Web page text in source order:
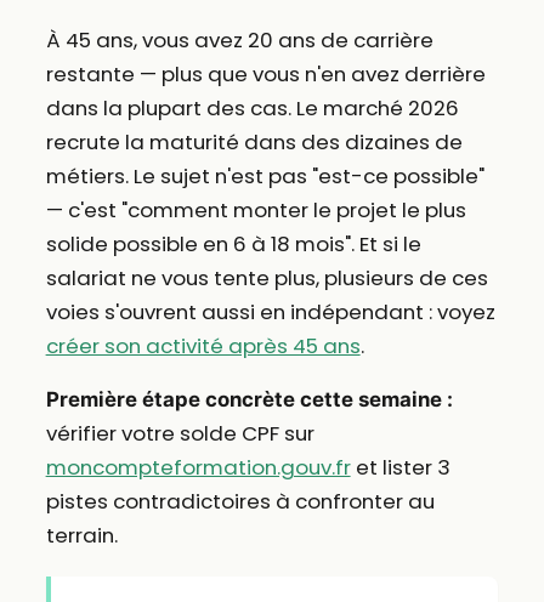
À 45 ans, vous avez 20 ans de carrière
restante — plus que vous n'en avez derrière
dans la plupart des cas. Le marché 2026
recrute la maturité dans des dizaines de
métiers. Le sujet n'est pas "est-ce possible"
— c'est "comment monter le projet le plus
solide possible en 6 à 18 mois". Et si le
salariat ne vous tente plus, plusieurs de ces
voies s'ouvrent aussi en indépendant : voyez
créer son activité après 45 ans.
Première étape concrète cette semaine :
vérifier votre solde CPF sur
moncompteformation.gouv.fret lister 3
pistes contradictoires à confronter au
terrain.